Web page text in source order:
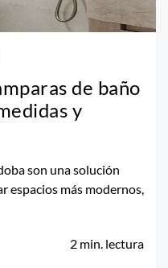
de baño
y
son una solución
espacios más modernos,
2 min. lectura